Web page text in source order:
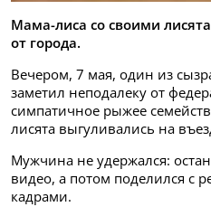
Мама-лиса со своими
от города.
Вечером, 7 мая, один из
заметил неподалеку от
симпатичное рыжее
лисята выгуливались на
Мужчина не удержался:
видео, а потом поделился с
кадрами.